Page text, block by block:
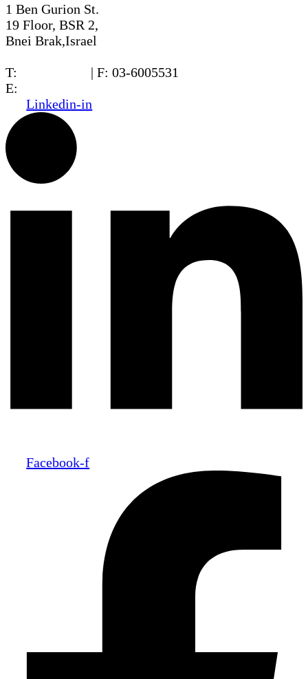
1 Ben Gurion St.
19 Floor, BSR 2,
Bnei Brak,Israel
T:
| F: 03-6005531
E:
Linkedin-in
Facebook-f